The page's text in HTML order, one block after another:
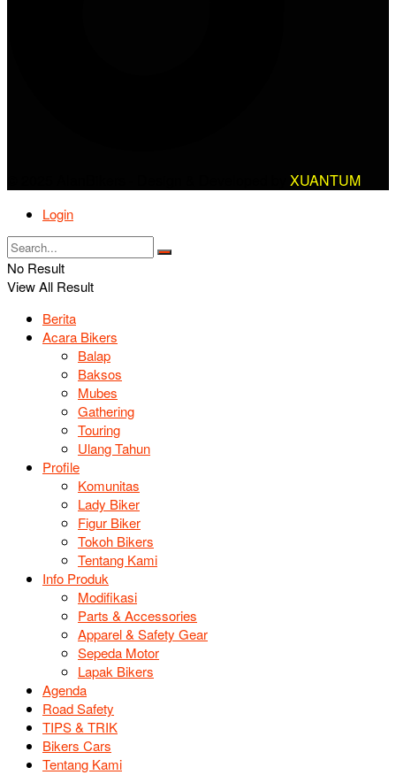
XUANTUM
Login
No Result
View All Result
Berita
Acara Bikers
Balap
Baksos
Mubes
Gathering
Touring
Ulang Tahun
Profile
Komunitas
Lady Biker
Figur Biker
Tokoh Bikers
Tentang Kami
Info Produk
Modifikasi
Parts & Accessories
Apparel & Safety Gear
Sepeda Motor
Lapak Bikers
Agenda
Road Safety
TIPS & TRIK
Bikers Cars
Tentang Kami